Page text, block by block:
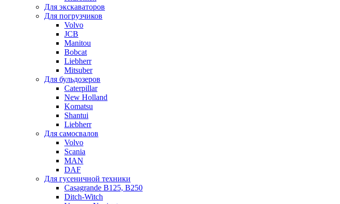
Для экскаваторов
Для погрузчиков
Volvo
JCB
Manitou
Bobcat
Liebherr
Mitsuber
Для бульдозеров
Caterpillar
New Holland
Komatsu
Shantui
Liebherr
Для самосвалов
Volvo
Scania
MAN
DAF
Для гусеничной техники
Casagrande B125, B250
Ditch-Witch